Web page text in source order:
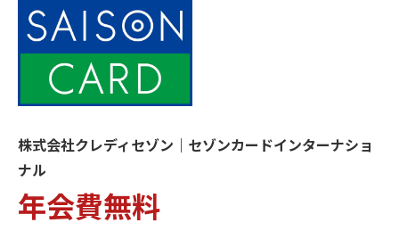
株式会社クレディセゾン｜セゾンカードインターナショ
ナル
年会費無料